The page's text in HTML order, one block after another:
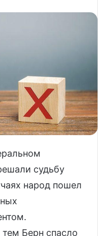
судьбу
народ пошел
Берн спасло